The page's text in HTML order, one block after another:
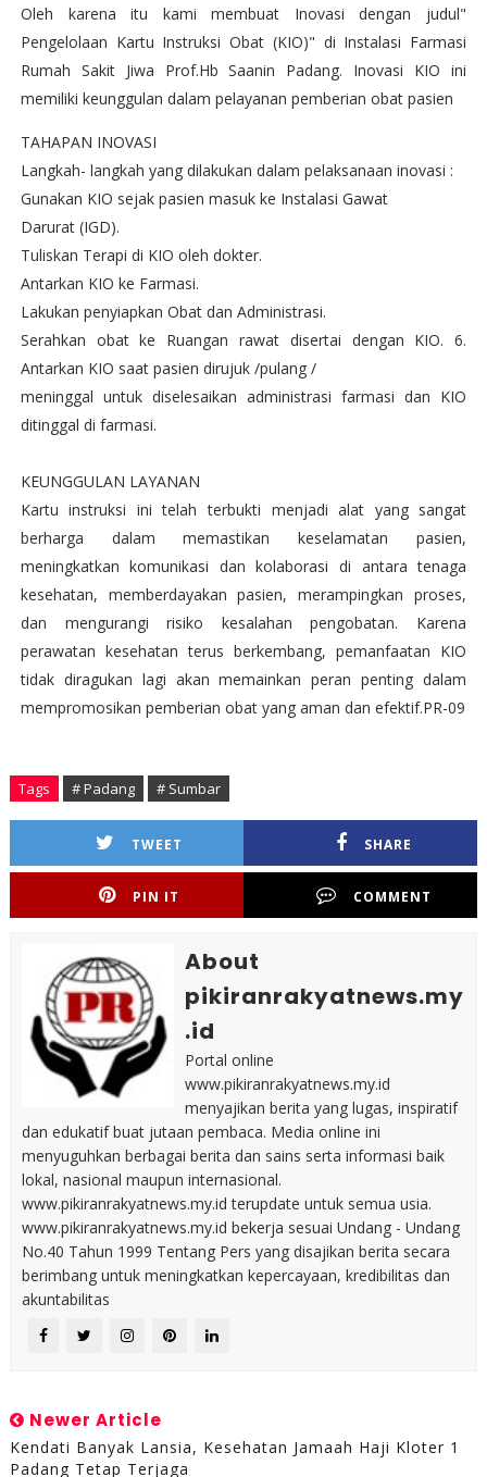
Oleh karena itu kami membuat Inovasi dengan judul"
Pengelolaan Kartu Instruksi Obat (KIO)" di Instalasi Farmasi
Rumah Sakit Jiwa Prof.Hb Saanin Padang. Inovasi KIO ini
memiliki keunggulan dalam pelayanan pemberian obat pasien
TAHAPAN INOVASI
Langkah- langkah yang dilakukan dalam pelaksanaan inovasi :
Gunakan KIO sejak pasien masuk ke Instalasi Gawat
Darurat (IGD).
Tuliskan Terapi di KIO oleh dokter.
Antarkan KIO ke Farmasi.
Lakukan penyiapkan Obat dan Administrasi.
Serahkan obat ke Ruangan rawat disertai dengan KIO. 6.
Antarkan KIO saat pasien dirujuk /pulang /
meninggal untuk diselesaikan administrasi farmasi dan KIO
ditinggal di farmasi.
KEUNGGULAN LAYANAN
Kartu instruksi ini telah terbukti menjadi alat yang sangat
berharga dalam memastikan keselamatan pasien,
meningkatkan komunikasi dan kolaborasi di antara tenaga
kesehatan, memberdayakan pasien, merampingkan proses,
dan mengurangi risiko kesalahan pengobatan. Karena
perawatan kesehatan terus berkembang, pemanfaatan KIO
tidak diragukan lagi akan memainkan peran penting dalam
mempromosikan pemberian obat yang aman dan efektif.PR-09
Tags # Padang # Sumbar
TWEET SHARE
PIN IT COMMENT
About
pikiranrakyatnews.my
.id
Portal online
www.pikiranrakyatnews.my.id
menyajikan berita yang lugas, inspiratif
dan edukatif buat jutaan pembaca. Media online ini
menyuguhkan berbagai berita dan sains serta informasi baik
lokal, nasional maupun internasional.
www.pikiranrakyatnews.my.id terupdate untuk semua usia.
www.pikiranrakyatnews.my.id bekerja sesuai Undang - Undang
No.40 Tahun 1999 Tentang Pers yang disajikan berita secara
berimbang untuk meningkatkan kepercayaan, kredibilitas dan
akuntabilitas
Newer Article
Kendati Banyak Lansia, Kesehatan Jamaah Haji Kloter 1
Padang Tetap Terjaga